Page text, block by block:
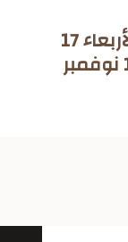
جر يدة عكاظ – ذكرى الجلوس – الأربعاء 17
جمادي الثانية 1382هـ الموافق 14 نوفمبر